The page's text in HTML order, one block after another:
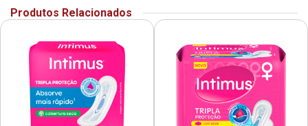
Produtos Relacionados